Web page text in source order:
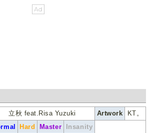
立秋 feat.Risa Yuzuki Artwork
KT。
Hard Master
Insanity